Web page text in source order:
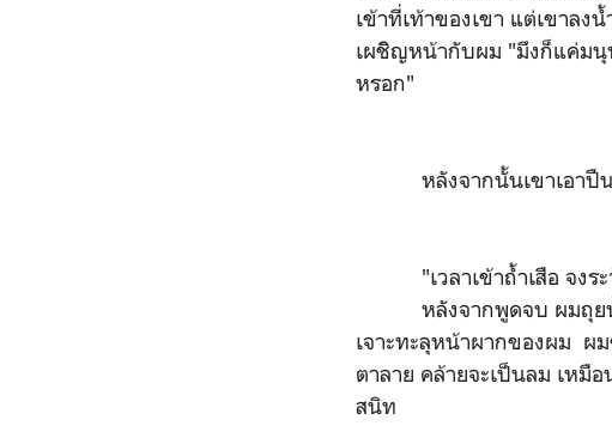
เข้าที่เท้าของเขา แต่เขาล
เผชิิญหน้ากับผม "มึงก็แค่มนุ
หรอก"
หลังจากนั้นเขาเอาปืนม
"เวลาเข้าถ้ำเสือ จงระ
หลังจากพูดจบ ผมถุยน้ำล
เจาะทะลุหน้าผากของผม ผ
ตาลาย คล้ายจะเป็นลม เหมื
สนิท